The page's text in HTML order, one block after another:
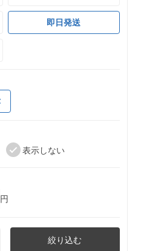
即日発送
表示しない
円
絞り込む